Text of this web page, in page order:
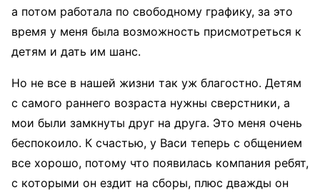
а потом работала по свободному графику, за это
время у меня была возможность присмотреться к
детям и дать им шанс.
Но не все в нашей жизни так уж благостно. Детям
с самого раннего возраста нужны сверстники, а
мои были замкнуты друг на друга. Это меня очень
беспокоило. К счастью, у Васи теперь с общением
все хорошо, потому что появилась компания ребят,
с которыми он ездит на сборы, плюс дважды он